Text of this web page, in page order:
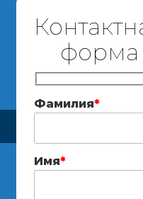
форма
Фамилия*
Имя*